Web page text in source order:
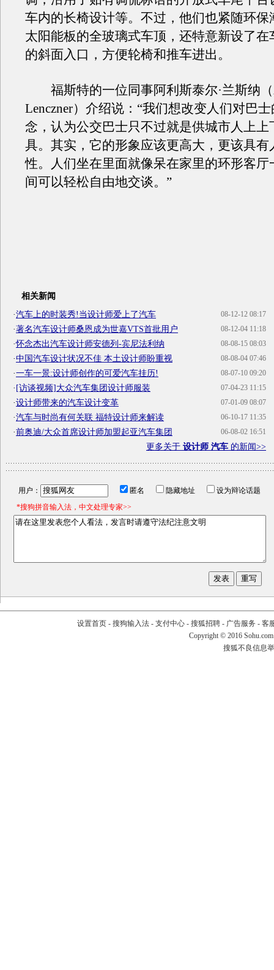
车内的长椅设计等。不过，他们也紧随环保
太阳能板的全玻璃式车顶，还特意新设了在
的斜面入口，方便轮椅和推车进出。
福斯特的一位同事阿利斯泰尔·兰斯纳
Lenczner）介绍说：“我们想改变人们对巴
念，认为公交巴士只不过就是供城市人上上
具。其实，它的形象应该更高大，更该具有
性。人们坐在里面就像呆在家里的环形客厅
间可以轻松自由地交谈。”
相关新闻
08-12-12 08:17
·汽车上的时装秀!当设计师爱上了汽车
08-12-04 11:18
·著名汽车设计师桑恩成为世嘉VTS首批用户
08-08-15 08:03
·怀念杰出汽车设计师安德列-宾尼法利纳
08-08-04 07:46
·中国汽车设计状况不佳 本土设计师盼重视
08-07-10 09:20
·一车一景:设计师创作的可爱汽车挂历!
07-04-23 11:15
·[访谈视频]大众汽车集团设计师服装
07-01-09 08:07
·设计师带来的汽车设计变革
06-10-17 11:35
·汽车与时尚有何关联 福特设计师来解读
06-08-02 16:51
·前奥迪/大众首席设计师加盟起亚汽车集团
更多关于 设计师 汽车 的新闻>>
用户： 匿名 隐藏地址
设为辩论话题
*搜狗拼音输入法，中文处理专家>>
设置首页- 搜狗输入法- 支付中心- 搜狐招聘- 广告服务 - 客
Copyright © 2016
搜狐不良信息